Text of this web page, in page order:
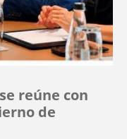
reúne con
de